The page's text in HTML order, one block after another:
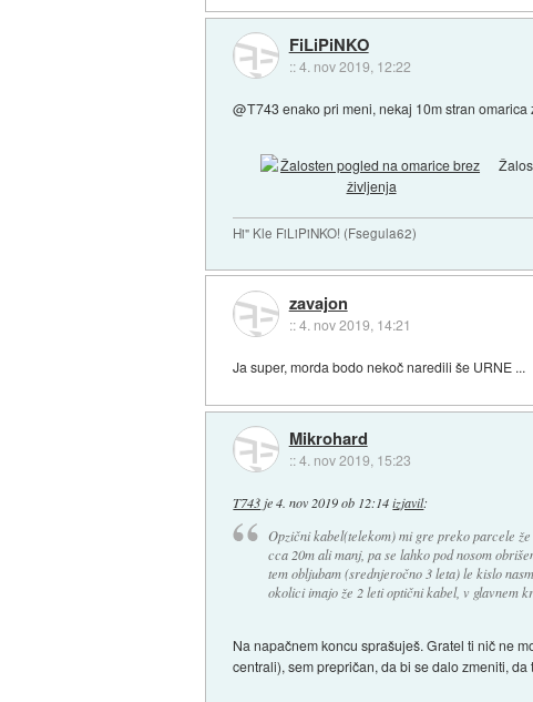
FiLiPiNKO
::4. nov 2019, 12:22
@T743 enako pri meni, nekaj 10m stran
Hi" Kle FiLiPiNKO! (Fsegula62)
zavajon
::4. nov 2019, 14:21
Ja super, morda bodo nekoč naredili še URNE ...
Mikrohard
::4. nov 2019, 15:23
T743 je4. nov 2019 ob 12:14 izjavil:
Opzični kabel(telekom) mi gre preko parcele
cca 20m ali manj, pa se lahko pod nosom
tem obljubam (srednjeročno 3 leta) le kislo
okolici imajo že 2 leti optični kabel, v glavnem
Na napačnem koncu sprašuješ. Gratel ti nič ne
centrali), sem prepričan, da bi se dalo zmeniti,